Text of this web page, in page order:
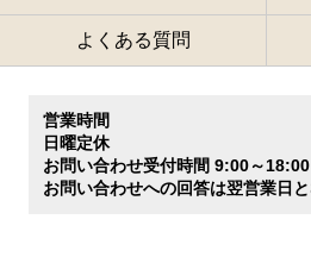
よくある質問
営業時間
日曜定休
お問い合わせ受付時間 9:00～18:00
お問い合わせへの回答は翌営業日と